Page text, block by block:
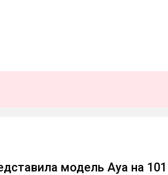
модель Aya на 101